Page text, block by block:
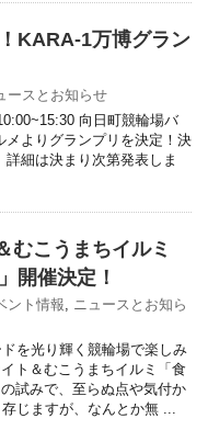
KARA-1万博グラン
ースとお知らせ
向日町競輪場バ
メよりグランプリを決定！決
細は決まり次第発表しま
むこうまちイルミ
開催決定！
ント情報, ニュースとお知ら
を光り輝く競輪場で楽しみ
ト＆むこうまちイルミ「食
試みで、至らぬ点や気付か
じますが、なんとか無 ...